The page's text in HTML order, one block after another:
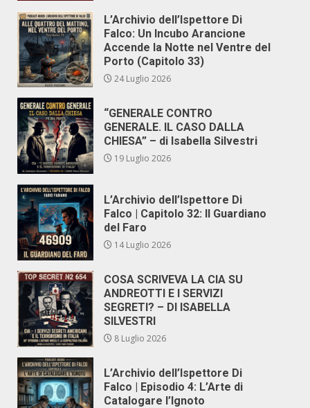
L’Archivio dell’Ispettore Di
Falco: Un Incubo Arancione
Accende la Notte nel Ventre del
Porto (Capitolo 33)
24 Luglio 2026
“GENERALE CONTRO
GENERALE. IL CASO DALLA
CHIESA” – di Isabella Silvestri
19 Luglio 2026
L’Archivio dell’Ispettore Di
Falco | Capitolo 32: Il Guardiano
del Faro
14 Luglio 2026
COSA SCRIVEVA LA CIA SU
ANDREOTTI E I SERVIZI
SEGRETI? – DI ISABELLA
SILVESTRI
8 Luglio 2026
L’Archivio dell’Ispettore Di
Falco | Episodio 4: L’Arte di
Catalogare l’Ignoto